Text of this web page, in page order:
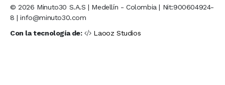
© 2026 Minuto30 S.A.S | Medellín - Colombia | Nit:900604924-
8 | info@minuto30.com
Con la tecnología de:
Laooz Studios